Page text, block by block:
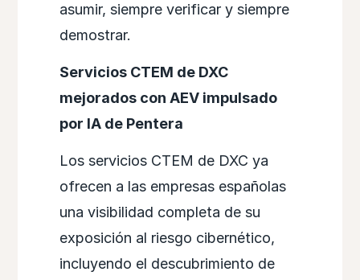
asumir, siempre verificar y siempre
demostrar.
Servicios CTEM de DXC
mejorados con AEV impulsado
por IA de Pentera
Los servicios CTEM de DXC ya
ofrecen a las empresas españolas
una visibilidad completa de su
exposición al riesgo cibernético,
incluyendo el descubrimiento de